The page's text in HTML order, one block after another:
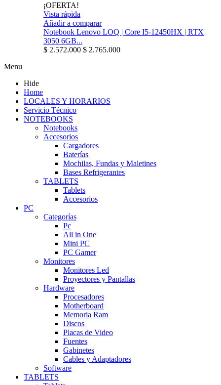
¡OFERTA!
Vista rápida
Añadir a comparar
Notebook Lenovo LOQ | Core I5-12450HX | RTX
3050 6GB...
$ 2.572.000 $ 2.765.000
Menu
Hide
Home
LOCALES Y HORARIOS
Servicio Técnico
NOTEBOOKS
Notebooks
Accesorios
Cargadores
Baterías
Mochilas, Fundas y Maletines
Bases Refrigerantes
TABLETS
Tablets
Accesorios
PC
Categorías
Pc
All in One
Mini PC
PC Gamer
Monitores
Monitores Led
Proyectores y Pantallas
Hardware
Procesadores
Motherboard
Memoria Ram
Discos
Placas de Video
Fuentes
Gabinetes
Cables y Adaptadores
Software
TABLETS